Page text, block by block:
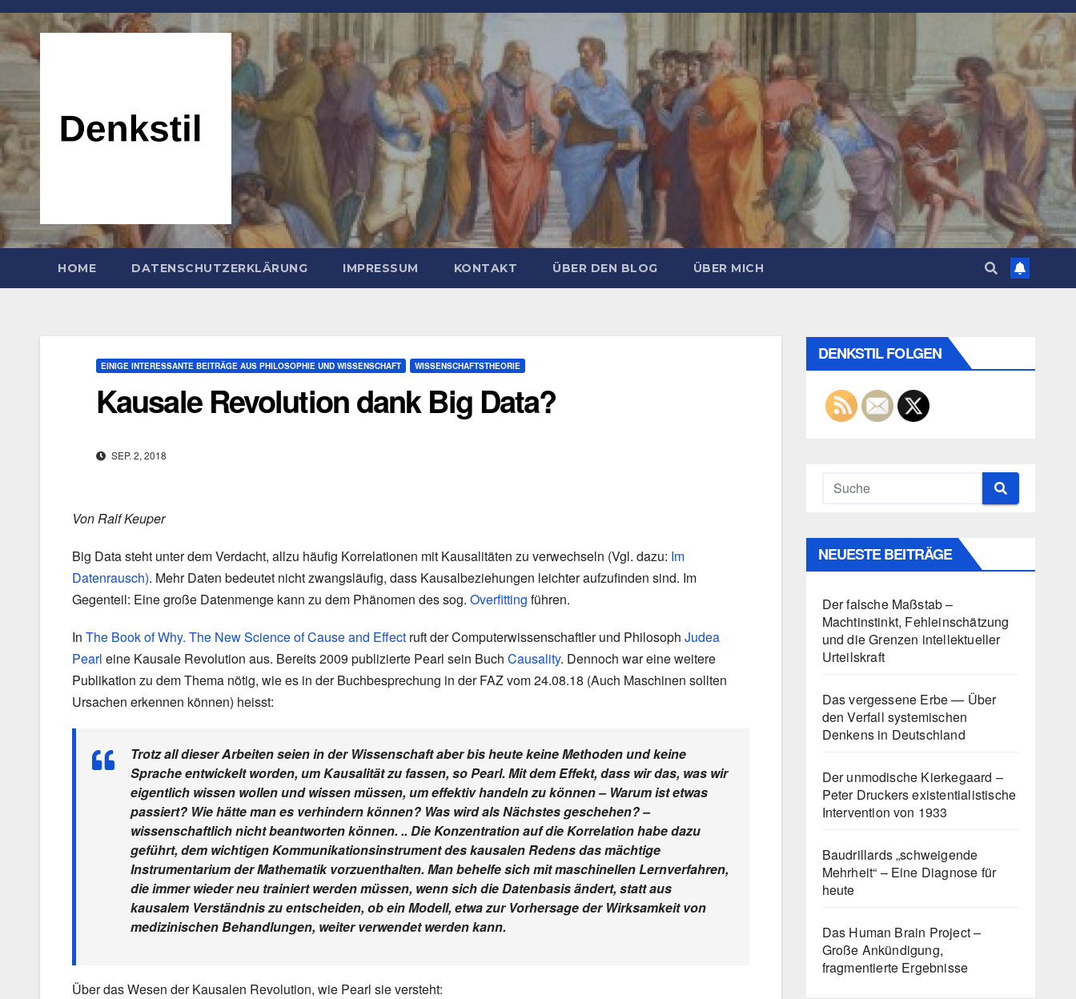
Zum
Inhalt
springen
HOME DATENSCHUTZERKLÄRUNG IMPRESSUM KONTAKT ÜBER DEN BLOG ÜBER MICH
EINIGE INTERESSANTE BEITRÄGE AUS PHILOSOPHIE UND WISSENSCHAFT WISSENSCHAFTSTHEORIE
Kausale Revolution dank Big Data?
SEP. 2, 2018
Von Ralf Keuper
Big Data steht unter dem Verdacht, allzu häufig Korrelationen mit Kausalitäten zu verwechseln (Vgl. dazu: Im
Datenrausch). Mehr Daten bedeutet nicht zwangsläufig, dass Kausalbeziehungen leichter aufzufinden sind. Im
Gegenteil: Eine große Datenmenge kann zu dem Phänomen des sog. Overfitting führen.
In The Book of Why. The New Science of Cause and Effect ruft der Computerwissenschaftler und Philosoph Judea
Pearl eine Kausale Revolution aus. Bereits 2009 publizierte Pearl sein Buch Causality. Dennoch war eine weitere
Publikation zu dem Thema nötig, wie es in der Buchbesprechung in der FAZ vom 24.08.18 (Auch Maschinen sollten
Ursachen erkennen können) heisst:
Trotz all dieser Arbeiten seien in der Wissenschaft aber bis heute keine Methoden und keine
Sprache entwickelt worden, um Kausalität zu fassen, so Pearl. Mit dem Effekt, dass wir das, was wir
eigentlich wissen wollen und wissen müssen, um effektiv handeln zu können – Warum ist etwas
passiert? Wie hätte man es verhindern können? Was wird als Nächstes geschehen? –
wissenschaftlich nicht beantworten können. .. Die Konzentration auf die Korrelation habe dazu
geführt, dem wichtigen Kommunikationsinstrument des kausalen Redens das mächtige
Instrumentarium der Mathematik vorzuenthalten. Man behelfe sich mit maschinellen Lernverfahren,
die immer wieder neu trainiert werden müssen, wenn sich die Datenbasis ändert, statt aus
kausalem Verständnis zu entscheiden, ob ein Modell, etwa zur Vorhersage der Wirksamkeit von
medizinischen Behandlungen, weiter verwendet werden kann.
Über das Wesen der Kausalen Revolution, wie Pearl sie versteht:
DENKSTIL FOLGEN
NEUESTE BEITRÄGE
Der falsche Maßstab –
Machtinstinkt, Fehleinschätzung
und die Grenzen intellektueller
Urteilskraft
Das vergessene Erbe — Über
den Verfall systemischen
Denkens in Deutschland
Der unmodische Kierkegaard –
Peter Druckers existentialistische
Intervention von 1933
Baudrillards „schweigende
Mehrheit“ – Eine Diagnose für
heute
Das Human Brain Project –
Große Ankündigung,
fragmentierte Ergebnisse